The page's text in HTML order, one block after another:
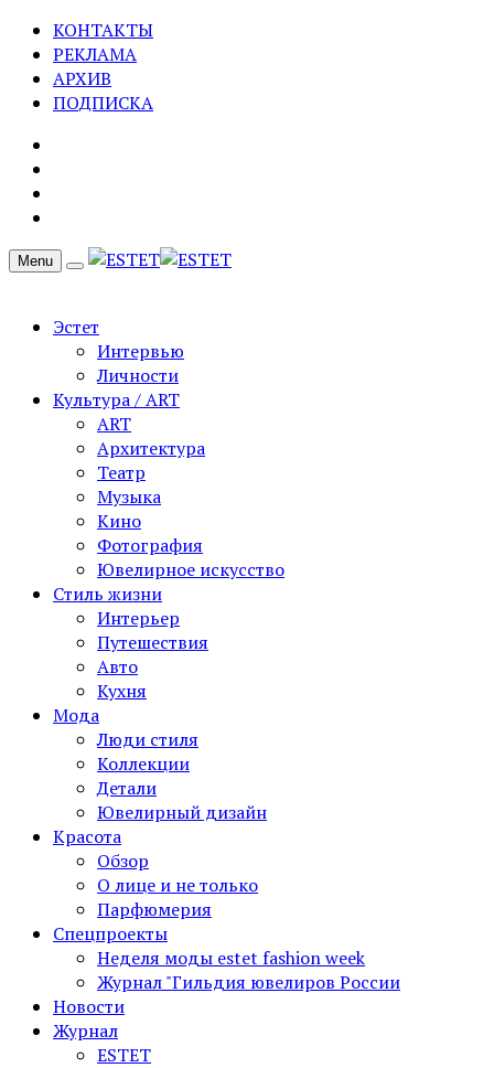
КОНТАКТЫ
РЕКЛАМА
АРХИВ
ПОДПИСКА
Menu
Эстет
Интервью
Личности
Культура / ART
ART
Архитектура
Театр
Музыка
Кино
Фотография
Ювелирное искусство
Стиль жизни
Интерьер
Путешествия
Авто
Кухня
Мода
Люди стиля
Коллекции
Детали
Ювелирный дизайн
Красота
Обзор
О лице и не только
Парфюмерия
Спецпроекты
Неделя моды estet fashion week
Журнал "Гильдия ювелиров России
Новости
Журнал
ESTET